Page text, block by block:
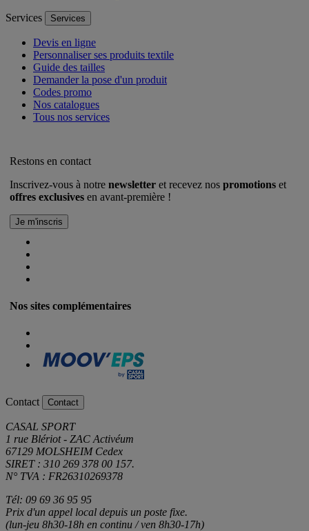
Services Services
Devis en ligne
Personnaliser ses produits textile
Guide des tailles
Demander la pose d'un produit
Codes promo
Nos catalogues
Tous nos services
Restons en contact
Inscrivez-vous à notre newsletter et recevez nos promotions et
offres exclusives en avant-première !
Nos sites complémentaires
Contact Contact
CASAL SPORT
1 rue Blériot - ZAC Activéum
67129 MOLSHEIM Cedex
SIRET : 310 269 378 00 157.
N° TVA : FR26310269378
Tél: 09 69 36 95 95
Prix d'un appel local depuis un poste fixe.
(lun-jeu 8h30-18h en continu / ven 8h30-17h)